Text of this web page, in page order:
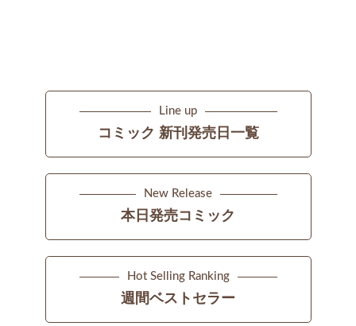
Line up
コミック 新刊発売日一覧
New Release
本日発売コミック
Hot Selling Ranking
週間ベストセラー